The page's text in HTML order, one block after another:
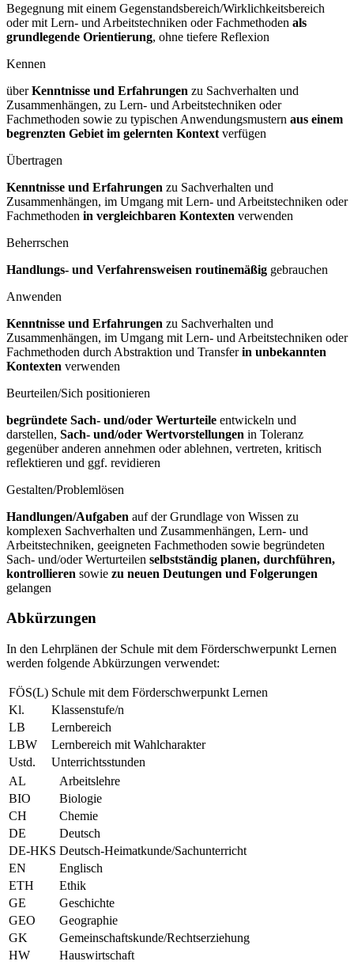
Begegnung mit einem Gegenstandsbereich/Wirklichkeitsbereich
oder mit Lern- und Arbeitstechniken oder Fachmethoden als
grundlegende Orientierung, ohne tiefere Reflexion
Kennen
überKenntnisse und Erfahrungen zu Sachverhalten und
Zusammenhängen, zu Lern- und Arbeitstechniken oder
Fachmethoden sowie zu typischen Anwendungsmustern aus einem
begrenzten Gebiet im gelernten Kontext verfügen
Übertragen
Kenntnisse und Erfahrungen zu Sachverhalten und
Zusammenhängen, im Umgang mit Lern- und Arbeitstechniken oder
Fachmethoden in vergleichbaren Kontexten verwenden
Beherrschen
Handlungs- und Verfahrensweisen routinemäßig gebrauchen
Anwenden
Kenntnisse und Erfahrungen zu Sachverhalten und
Zusammenhängen, im Umgang mit Lern- und Arbeitstechniken oder
Fachmethoden durch Abstraktion und Transferin unbekannten
Kontexten verwenden
Beurteilen/Sich positionieren
begründete Sach- und/oder Werturteile entwickeln und
darstellen, Sach- und/oder Wertvorstellungen in Toleranz
gegenüber anderen annehmen oder ablehnen, vertreten, kritisch
reflektieren und ggf. revidieren
Gestalten/Problemlösen
Handlungen/Aufgaben auf der Grundlage von Wissen zu
komplexen Sachverhalten und Zusammenhängen, Lern- und
Arbeitstechniken, geeigneten Fachmethoden sowie begründeten
Sach- und/oder Werturteilen selbstständig planen, durchführen,
kontrollieren sowie zu neuen Deutungen und Folgerungen
gelangen
Abkürzungen
In den Lehrplänen der Schule mit dem Förderschwerpunkt Lernen
werden folgende Abkürzungen verwendet:
FÖS(L) Schule mit dem Förderschwerpunkt Lernen
Kl.
Klassenstufe/n
LB
Lernbereich
LBW
Lernbereich mit Wahlcharakter
Ustd.
Unterrichtsstunden
AL
Arbeitslehre
BIO
Biologie
CH
Chemie
DE
Deutsch
DE-HKS Deutsch-Heimatkunde/Sachunterricht
EN
Englisch
ETH
Ethik
GE
Geschichte
GEO
Geographie
GK
Gemeinschaftskunde/Rechtserziehung
HW
Hauswirtschaft